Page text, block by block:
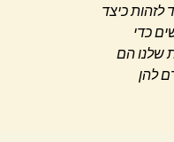
לזהות כיצד
כדי
שלנו הם